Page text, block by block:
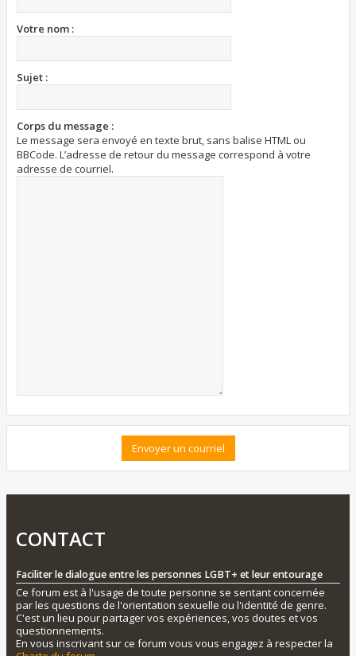
Votre nom :
Sujet :
Corps du message :
Le message sera envoyé en texte brut, sans balise HTML ou
BBCode. L’adresse de retour du message correspond à votre
adresse de courriel.
CONTACT
Faciliter le dialogue entre les personnes LGBT+ et leur entourage
Ce forum est à l'usage de toute personne se sentant concernée
par les questions de l'orientation sexuelle ou l'identité de genre.
C'est un lieu pour partager vos expériences, vos doutes et vos
questionnements.
En vous inscrivant sur ce forum vous vous engagez à respecter la